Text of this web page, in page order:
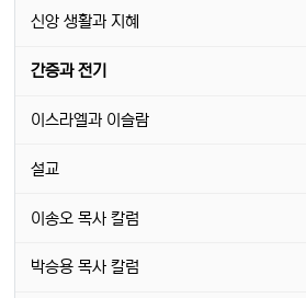
신앙 생활과 지혜
간증과 전기
이스라엘과 이슬람
설교
이송오 목사 칼럼
박승용 목사 칼럼